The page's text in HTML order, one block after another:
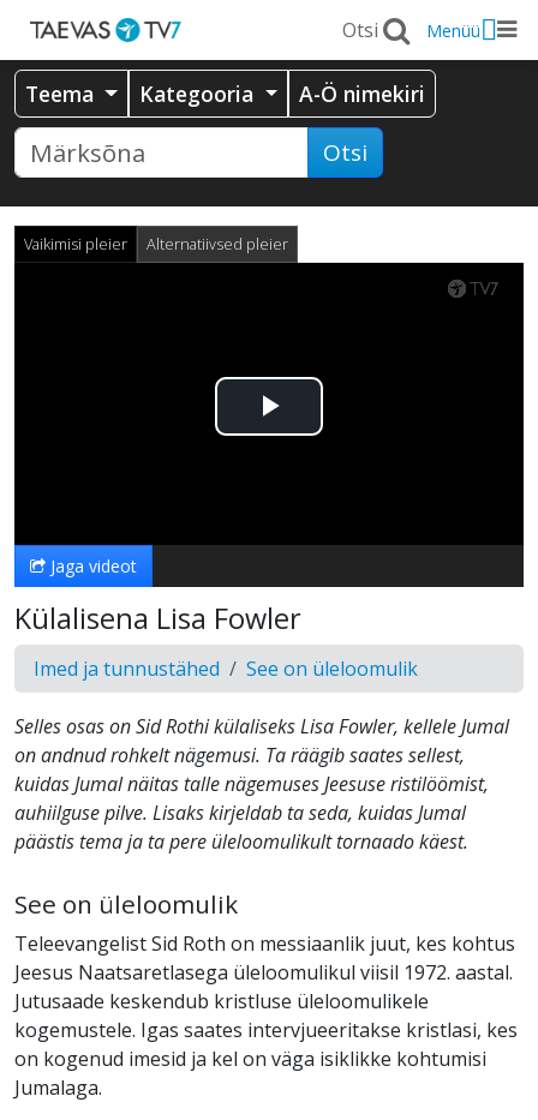
Menüü
Teema Kategooria A-Ö nimekiri
Otsi
Vaikimisi pleier Alternatiivsed pleier
Esita
Jaga videot
Külalisena Lisa Fowler
Imed ja tunnustähed See on üleloomulik
Selles osas on Sid Rothi külaliseks Lisa Fowler, kellele Jumal
on andnud rohkelt nägemusi. Ta räägib saates sellest,
kuidas Jumal näitas talle nägemuses Jeesuse ristilöömist,
auhiilguse pilve. Lisaks kirjeldab ta seda, kuidas Jumal
päästis tema ja ta pere üleloomulikult tornaado käest.
See on üleloomulik
Teleevangelist Sid Roth on messiaanlik juut, kes kohtus
Jeesus Naatsaretlasega üleloomulikul viisil 1972. aastal.
Jutusaade keskendub kristluse üleloomulikele
kogemustele. Igas saates intervjueeritakse kristlasi, kes
on kogenud imesid ja kel on väga isiklikke kohtumisi
Jumalaga.